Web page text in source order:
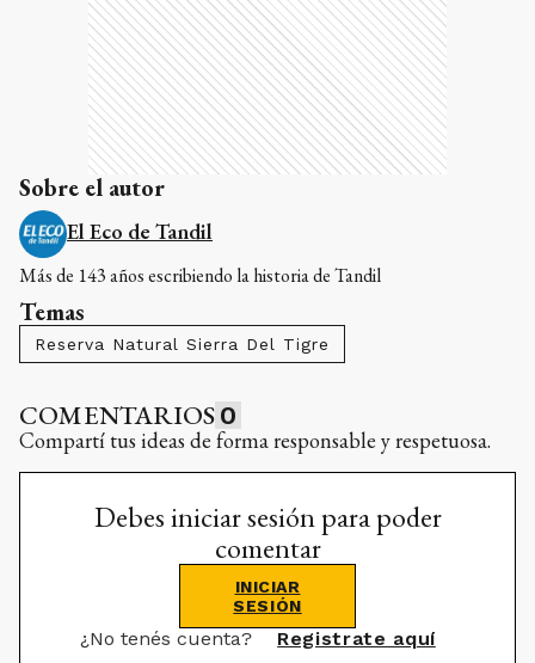
Sobre el autor
El Eco de Tandil
Más de 143 años escribiendo la historia de Tandil
Temas
Reserva Natural Sierra Del Tigre
COMENTARIOS 0
Compartí tus ideas de forma responsable y respetuosa.
Debes iniciar sesión para poder
comentar
INICIAR
SESIÓN
¿No tenés cuenta? Registrate aquí